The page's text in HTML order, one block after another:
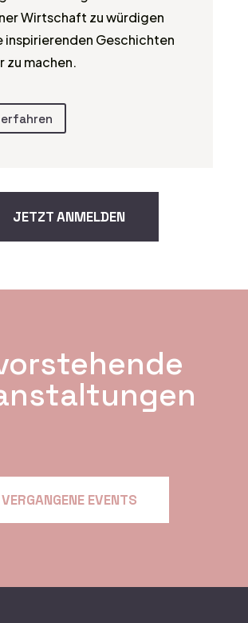
Wirtschaft zu würdigen
inspirierenden Geschichten
zu machen.
JETZT ANMELDEN
VERGANGENE EVENTS